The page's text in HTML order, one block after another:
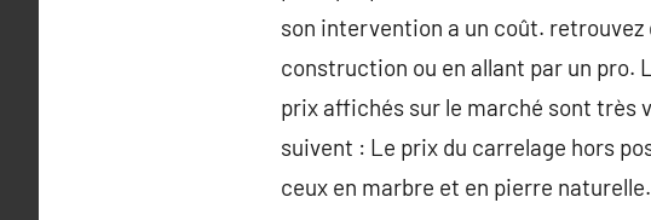
son intervention a un coût. retrouvez
construction ou en allant par un pro.
prix affichés sur le marché sont très
suivent : Le prix du carrelage hors
ceux en marbre et en pierre